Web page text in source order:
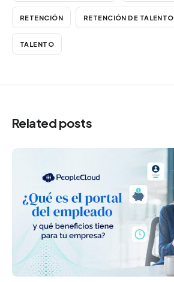
RETENCIÓN RETENCIÓN DE TALENTO
TALENTO
Related posts